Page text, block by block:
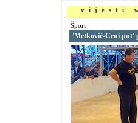
vijesti
Šport
'Metković-Crni put'